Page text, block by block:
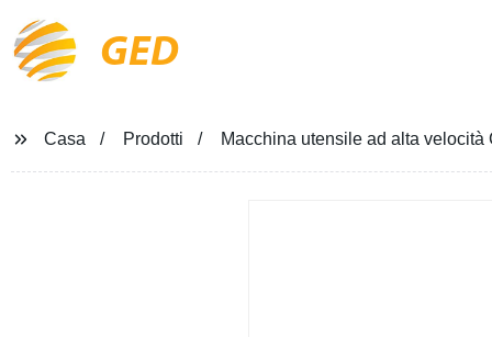
GED
Casa Prodotti Macchina utensile ad alta